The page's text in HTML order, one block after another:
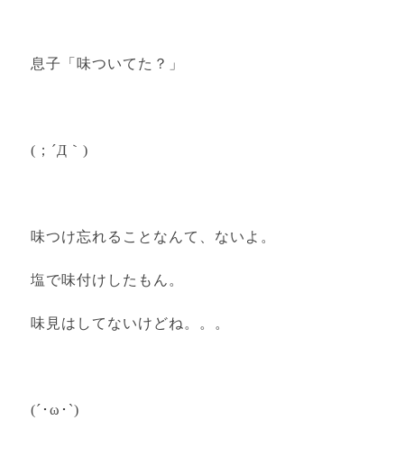
息子「味ついてた？」
(；´Д｀)
味つけ忘れることなんて、ないよ。
塩で味付けしたもん。
味見はしてないけどね。。。
(´･ω･`)